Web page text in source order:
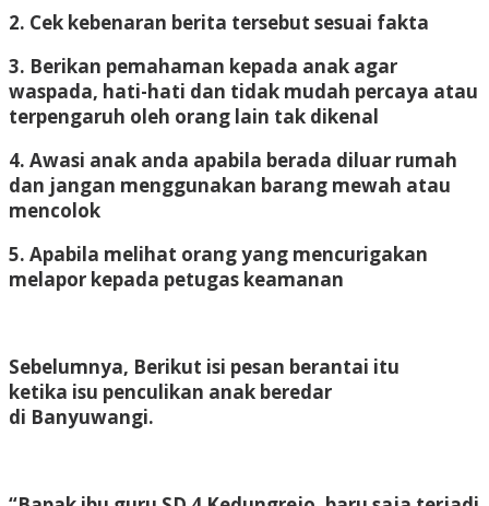
2. Cek kebenaran berita tersebut sesuai fakta
3. Berikan pemahaman kepada anak agar
waspada, hati-hati dan tidak mudah percaya atau
terpengaruh oleh orang lain tak dikenal
4. Awasi anak anda apabila berada diluar rumah
dan jangan menggunakan barang mewah atau
mencolok
5. Apabila melihat orang yang mencurigakan
melapor kepada petugas keamanan
Sebelumnya, Berikut isi pesan berantai itu
ketika isu penculikan anak beredar
di Banyuwangi.